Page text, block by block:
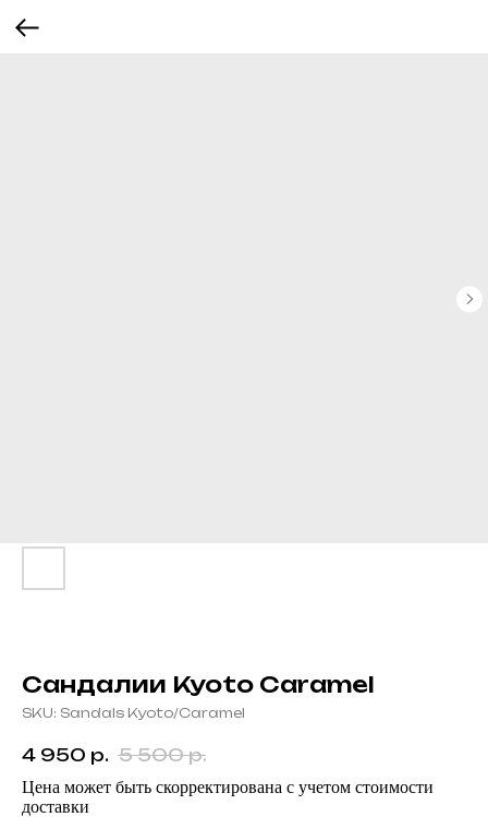
Сандалии Kyoto Caramel
SKU: Sandals Kyoto/Caramel
4 950 р. 5 500 р.
Цена может быть скорректирована с учетом стоимости
доставки